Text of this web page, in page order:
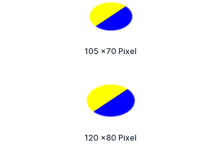
105 x70 Pixel
120 x80 Pixel